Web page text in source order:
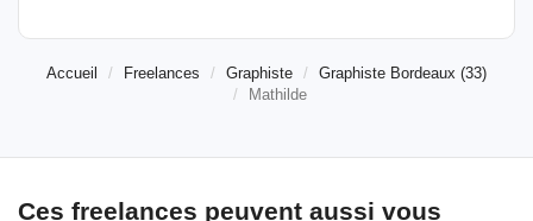
Accueil Freelances Graphiste
Graphiste Bordeaux (33)
Mathilde
Ces freelances peuvent aussi vous